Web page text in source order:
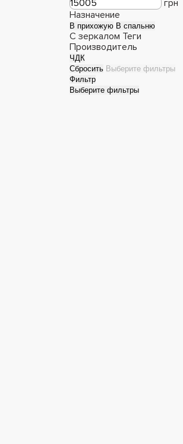
грн
Назначение
В прихожую В спальню
С зеркалом Теги
Производитель
ЧДК
Сбросить Выберите фильтры
Фильтр
Выберите фильтры